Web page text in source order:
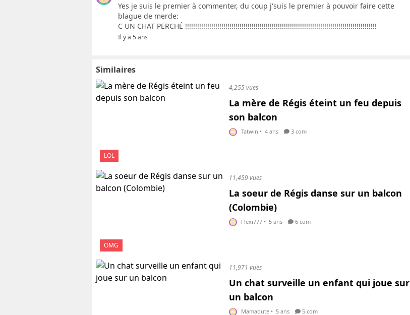
Yes je suis le premier à commenter, du coup j'suis le premier à pouvoir faire cette
blague de merde:
C UN CHAT PERCHÉ !!!!!!!!!!!!!!!!!!!!!!!!!!!!!!!!!!!!!!!!!!!!!!!!!!!!!!!!!!!!!!!!!!!!!!!!!!!!!!!!!!!!!!!!!!!!!!!
Il y a 5 ans
Similaires
LOL
4,255 vues
La mère de Régis éteint un feu depuis
son balcon
Tatwin • 4 ans 3 com
OMG
11,459 vues
La soeur de Régis danse sur un balcon
(Colombie)
Flexi777 • 5 ans 6 com
11,971 vues
Un chat surveille un enfant qui joue sur
un balcon
Mamaoute • 5 ans 5 com